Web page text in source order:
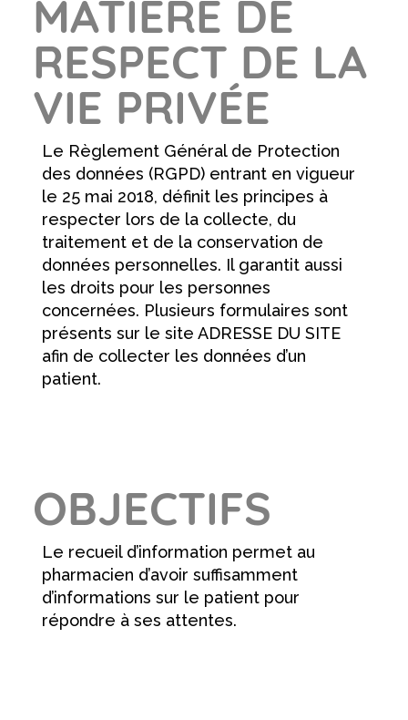
MATIÈRE DE
RESPECT DE LA
VIE PRIVÉE
Le Règlement Général de Protection
des données (RGPD) entrant en vigueur
le 25 mai 2018, définit les principes à
respecter lors de la collecte, du
traitement et de la conservation de
données personnelles. Il garantit aussi
les droits pour les personnes
concernées. Plusieurs formulaires sont
présents sur le site ADRESSE DU SITE
afin de collecter les données d’un
patient.
OBJECTIFS
Le recueil d’information permet au
pharmacien d’avoir suffisamment
d’informations sur le patient pour
répondre à ses attentes.